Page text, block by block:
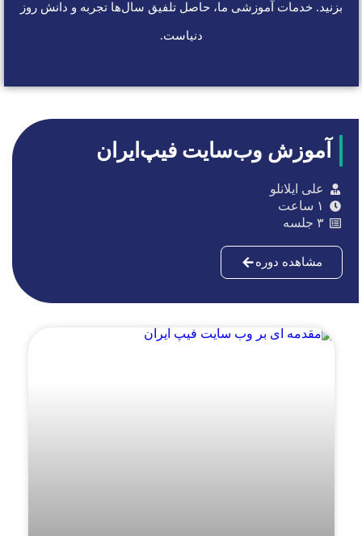
بزنید. خدمات آموزشی ما، حاصل تلفیق سال‌ها تجربه و دانش روز
دنیاست.
آموزش وب‌سایت فیپ‌ایران
علی ایلانلو
۱ ساعت
۳ جلسه
مشاهده دوره